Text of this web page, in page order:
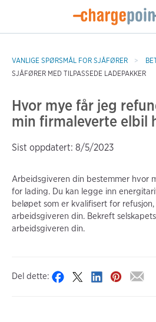
VANLIGE SPØRSMÅL FOR SJÅFØRER
SJÅFØRER MED TILPASSEDE LADEPAKKER
Hvor mye får jeg
min firmaleverte elbil
Sist oppdatert: 8/5/2023
Arbeidsgiveren din bestemmer hvor
for lading. Du kan legge inn
beløpet som er kvalifisert for
arbeidsgiveren din. Bekreft
arbeidsgiveren din.
Del dette: